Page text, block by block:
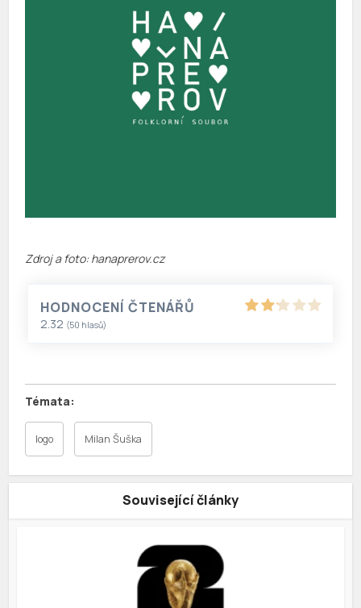
Zdroj a foto: hanaprerov.cz
HODNOCENÍ ČTENÁŘŮ
2.32 (50 hlasů)
logo Milan Šuška
Související články